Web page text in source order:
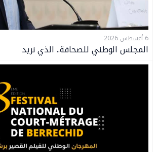
6 أغسطس 2026
المجلس الوطني للصحافة.. الذي نريد